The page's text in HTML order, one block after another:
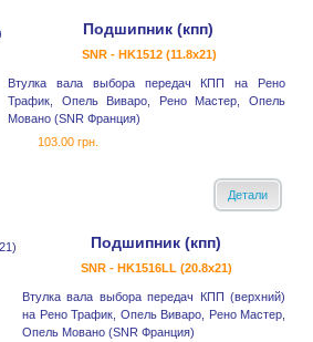
Подшипник (кпп)
SNR - HK1512 (11.8x21)
Втулка вала выбора передач КПП на Рено
Трафик, Опель Виваро, Рено Мастер, Опель
Мовано (SNR Франция)
103.00 грн.
Детали
Подшипник (кпп)
SNR - HK1516LL (20.8x21)
Втулка вала выбора передач КПП (верхний)
на Рено Трафик, Опель Виваро, Рено Мастер,
Опель Мовано (SNR Франция)